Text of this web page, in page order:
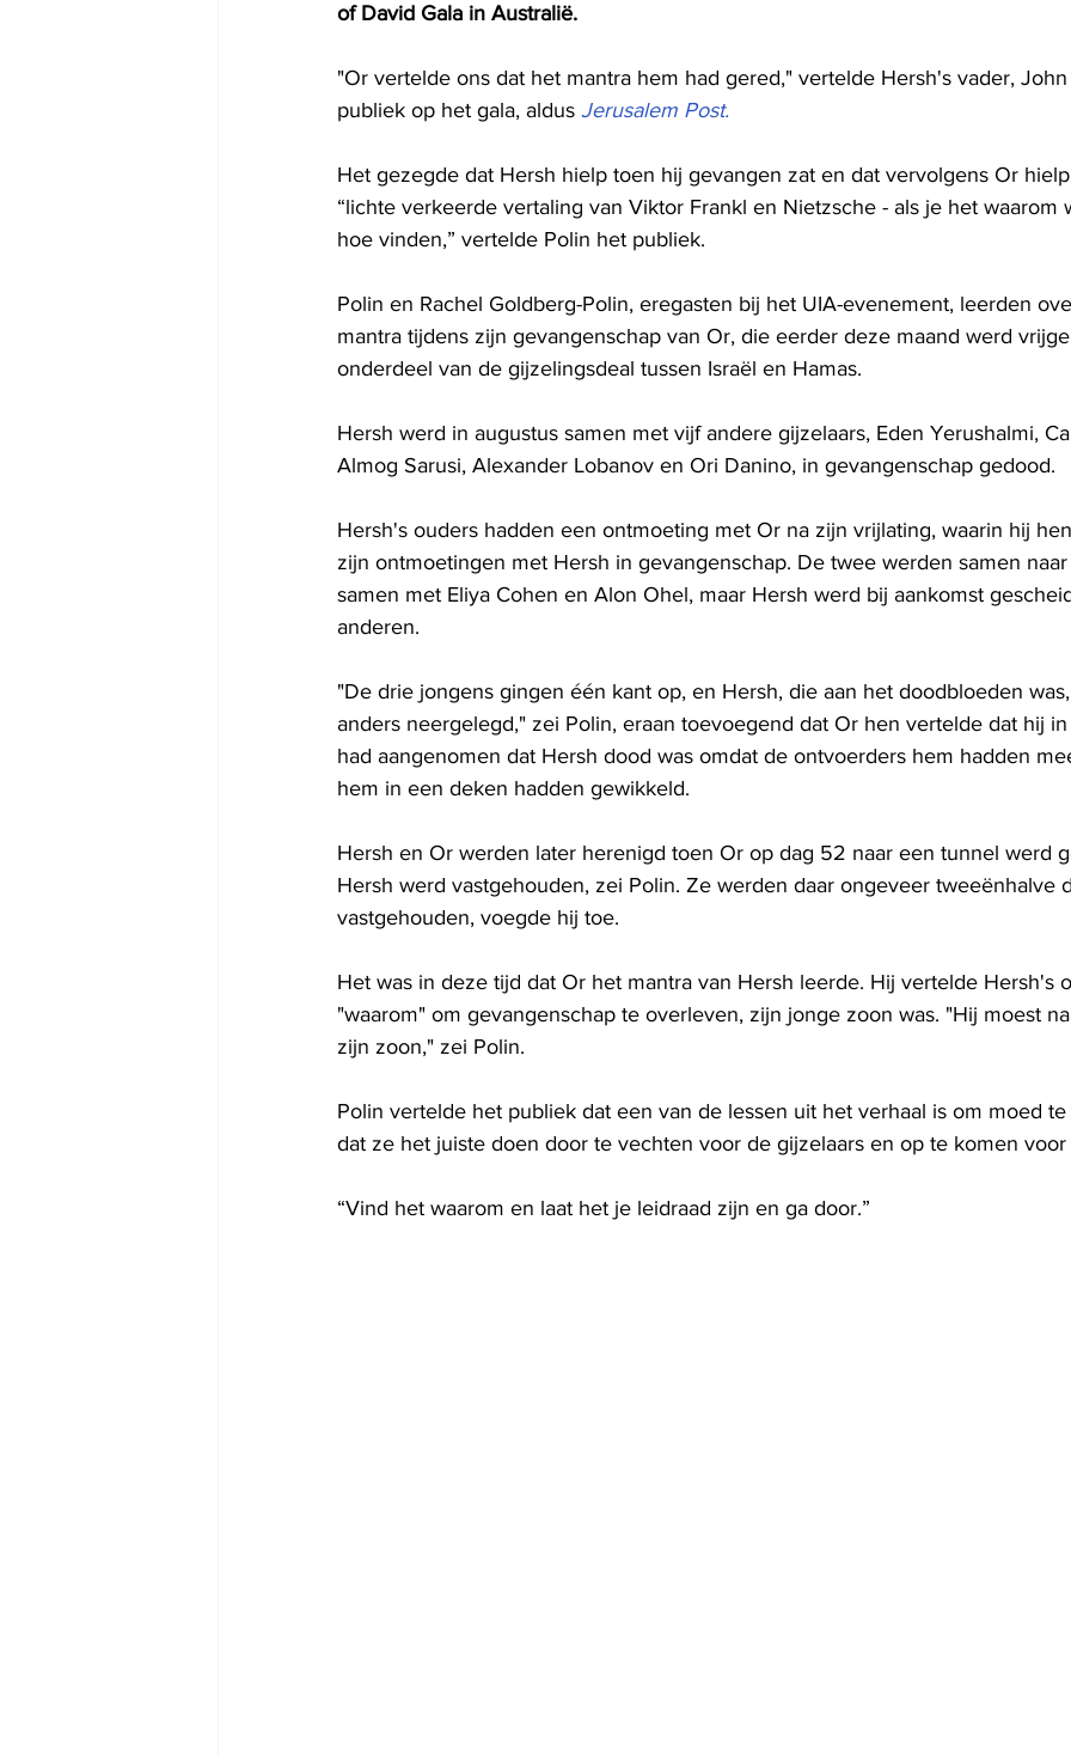
of David Gala in Australië.
"Or vertelde ons dat het mantra hem had gered," vertelde Hersh's vader,
publiek op het gala, aldus Jerusalem Post.
Het gezegde dat Hersh hielp toen hij gevangen zat en dat vervolgens Or
“lichte verkeerde vertaling van Viktor Frankl en Nietzsche - als je het
hoe vinden,” vertelde Polin het publiek.
Polin en Rachel Goldberg-Polin, eregasten bij het UIA-evenement, leerden
mantra tijdens zijn gevangenschap van Or, die eerder deze maand werd
onderdeel van de gijzelingsdeal tussen Israël en Hamas.
Hersh werd in augustus samen met vijf andere gijzelaars, Eden Yerushalmi,
Almog Sarusi, Alexander Lobanov en Ori Danino, in gevangenschap gedood.
Hersh's ouders hadden een ontmoeting met Or na zijn vrijlating, waarin hij
zijn ontmoetingen met Hersh in gevangenschap. De twee werden samen
samen met Eliya Cohen en Alon Ohel, maar Hersh werd bij aankomst
anderen.
"De drie jongens gingen één kant op, en Hersh, die aan het doodbloeden
anders neergelegd," zei Polin, eraan toevoegend dat Or hen vertelde dat hij
had aangenomen dat Hersh dood was omdat de ontvoerders hem hadden
hem in een deken hadden gewikkeld.
Hersh en Or werden later herenigd toen Or op dag 52 naar een tunnel werd
Hersh werd vastgehouden, zei Polin. Ze werden daar ongeveer tweeënhalve
vastgehouden, voegde hij toe.
Het was in deze tijd dat Or het mantra van Hersh leerde. Hij vertelde Hersh's
"waarom" om gevangenschap te overleven, zijn jonge zoon was. "Hij moest
zijn zoon," zei Polin.
Polin vertelde het publiek dat een van de lessen uit het verhaal is om moed
dat ze het juiste doen door te vechten voor de gijzelaars en op te komen voor
“Vind het waarom en laat het je leidraad zijn en ga door.”